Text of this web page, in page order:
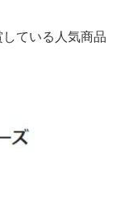
ている人気商品